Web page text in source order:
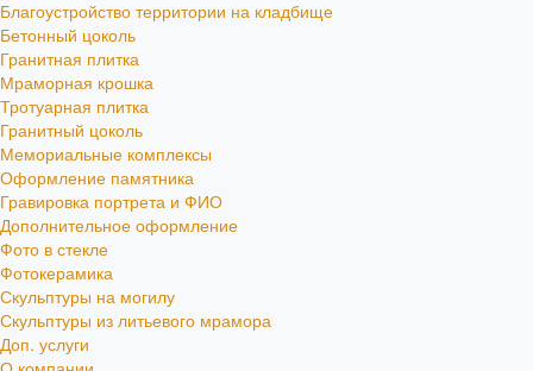
Благоустройство территории на кладбище
Бетонный цоколь
Гранитная плитка
Мраморная крошка
Тротуарная плитка
Гранитный цоколь
Мемориальные комплексы
Оформление памятника
Гравировка портрета и ФИО
Дополнительное оформление
Фото в стекле
Фотокерамика
Скульптуры на могилу
Скульптуры из литьевого мрамора
Доп. услуги